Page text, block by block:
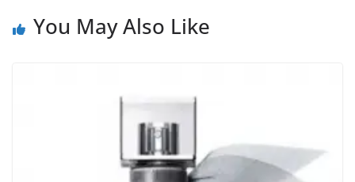
You May Also Like